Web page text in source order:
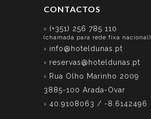
CONTACTOS
› (+351) 256 785 110
(chamada para rede fixa nacional)
› info@hoteldunas.pt
› reservas@hoteldunas.pt
› Rua Olho Marinho 2009
3885-100 Arada-Ovar
› 40.9108063 / -8.6142496